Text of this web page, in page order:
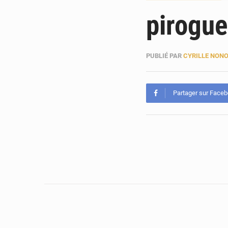
pirogue
PUBLIÉ PAR CYRILLE NONO
Partager sur